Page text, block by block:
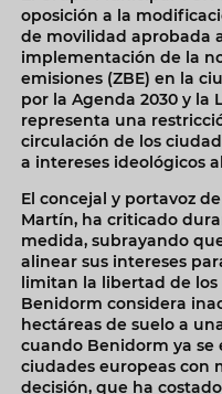
oposición a la
de movilidad aprobada
implementación de la
emisiones (ZBE) en la
por la Agenda 2030 y la
representa una
circulación de los
a intereses ideológicos
El concejal y portavoz
Martín, ha criticado
medida, subrayando
alinear sus intereses
limitan la libertad de los
Benidorm considera
hectáreas de suelo a
cuando Benidorm ya
ciudades europeas con
decisión, que ha